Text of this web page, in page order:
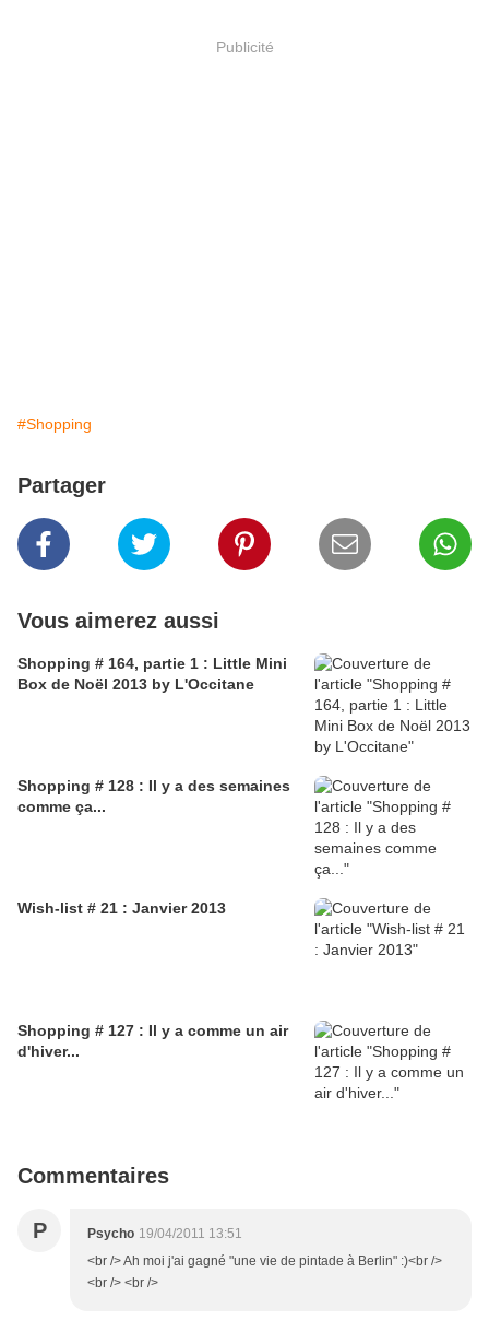
Publicité
#Shopping
Partager
Vous aimerez aussi
Shopping # 164, partie 1 : Little Mini
Box de Noël 2013 by L'Occitane
Shopping # 128 : Il y a des semaines
comme ça...
Wish-list # 21 : Janvier 2013
Shopping # 127 : Il y a comme un air
d'hiver...
Commentaires
P Psycho 19/04/2011 13:51
<br /> Ah moi j'ai gagné "une vie de pintade à Berlin" :)<br />
<br /> <br />